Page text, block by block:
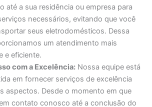
até a sua residência ou empresa para
necessários, evitando que você
seus eletrodomésticos. Dessa
um atendimento mais
e eficiente.
com a Excelência: Nossa equipe está
em fornecer serviços de excelência
aspectos. Desde o momento em que
contato conosco até a conclusão do